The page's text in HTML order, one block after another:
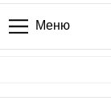
Меню